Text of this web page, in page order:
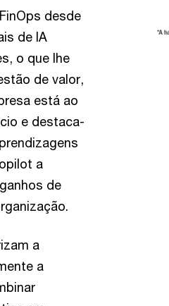
desde
de IA
o que lhe
de valor,
está ao
e destaca-
a
de
a
a